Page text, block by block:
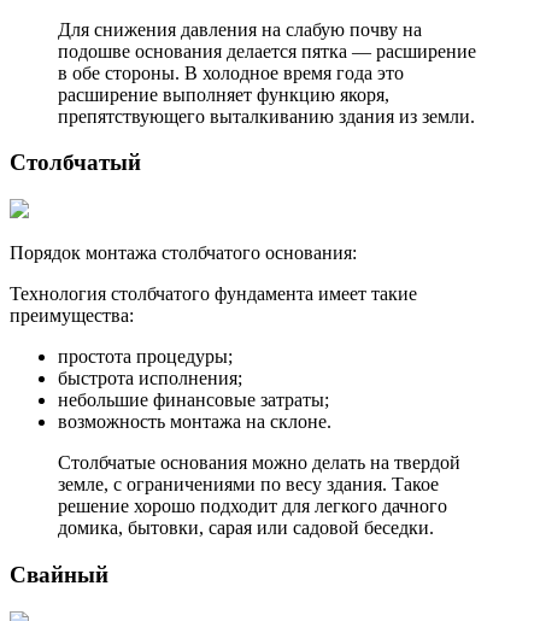
Для снижения давления на слабую почву на
подошве основания делается пятка — расширение
в обе стороны. В холодное время года это
расширение выполняет функцию якоря,
препятствующего выталкиванию здания из земли.
Столбчатый
Порядок монтажа столбчатого основания:
Технология столбчатого фундамента имеет такие
преимущества:
простота процедуры;
быстрота исполнения;
небольшие финансовые затраты;
возможность монтажа на склоне.
Столбчатые основания можно делать на твердой
земле, с ограничениями по весу здания. Такое
решение хорошо подходит для легкого дачного
домика, бытовки, сарая или садовой беседки.
Свайный